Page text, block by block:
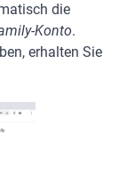
die
Konto.
erhalten Sie